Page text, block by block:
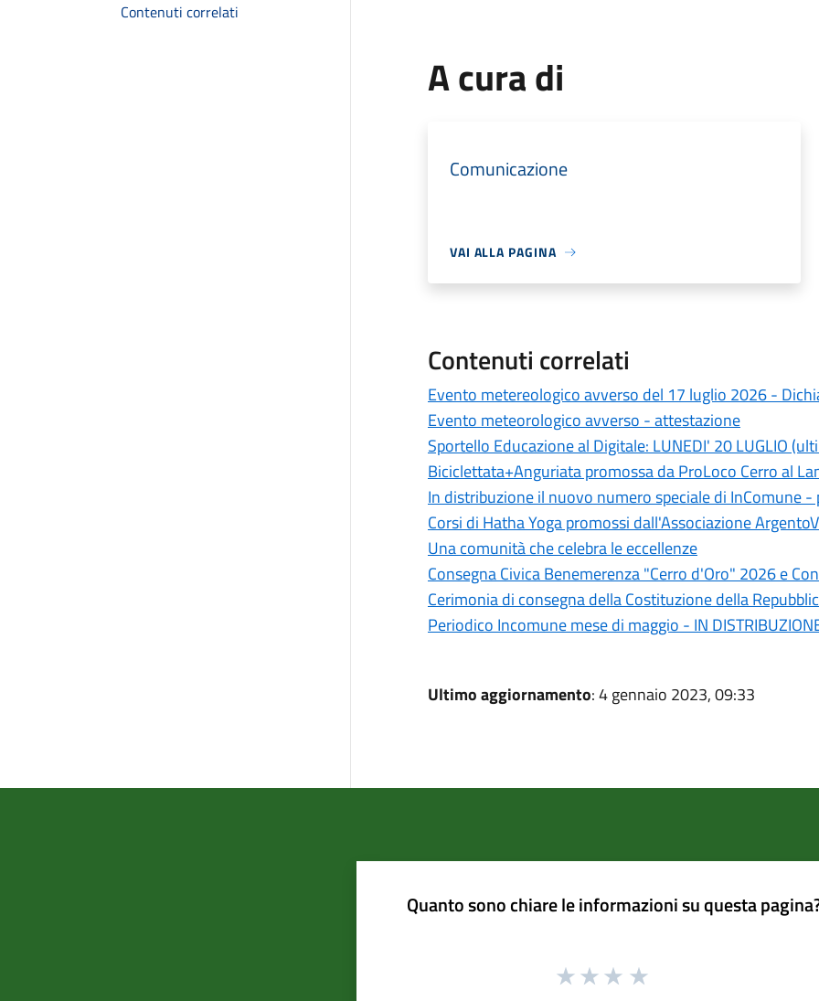
Contenuti correlati
A cura di
Comunicazione
VAI ALLA PAGINA
Contenuti correlati
Evento metereologico avverso del 17 luglio 2026 -
Evento meteorologico avverso - attestazione
Sportello Educazione al Digitale: LUNEDI' 20 LUGLIO
Biciclettata+Anguriata promossa da ProLoco Cerro al
In distribuzione il nuovo numero speciale di InComune
Corsi di Hatha Yoga promossi dall'Associazione
Una comunità che celebra le eccellenze
Consegna Civica Benemerenza "Cerro d'Oro" 2026 e
Cerimonia di consegna della Costituzione della
Periodico Incomune mese di maggio - IN
Ultimo aggiornamento: 4 gennaio 2023, 09:33
Quanto sono chiare le informazioni su questa